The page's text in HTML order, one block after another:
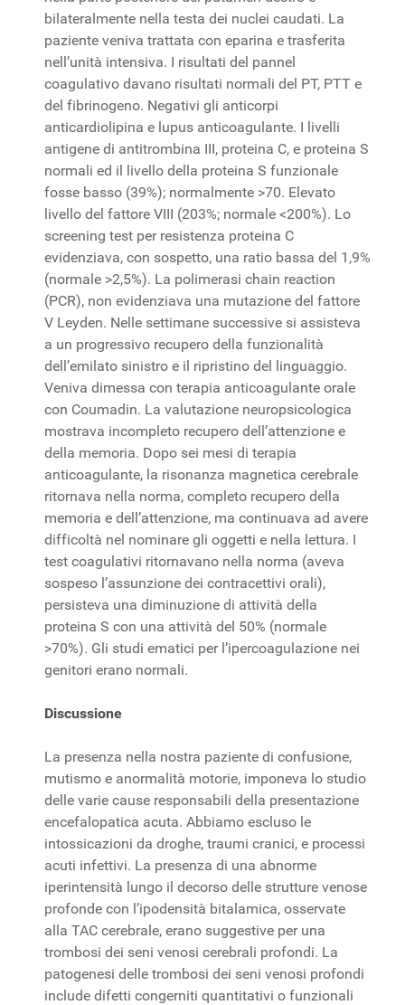
bilateralmente nella testa dei nuclei caudati. La
paziente veniva trattata con eparina e trasferita
nell’unità intensiva. I risultati del pannel
coagulativo davano risultati normali del PT, PTT e
del fibrinogeno. Negativi gli anticorpi
anticardiolipina e lupus anticoagulante. I livelli
antigene di antitrombina III, proteina C, e proteina S
normali ed il livello della proteina S funzionale
fosse basso (39%); normalmente >70. Elevato
livello del fattore VIII (203%; normale <200%). Lo
screening test per resistenza proteina C
evidenziava, con sospetto, una ratio bassa del 1,9%
(normale >2,5%). La polimerasi chain reaction
(PCR), non evidenziava una mutazione del fattore
V Leyden. Nelle settimane successive si assisteva
a un progressivo recupero della funzionalità
dell’emilato sinistro e il ripristino del linguaggio.
Veniva dimessa con terapia anticoagulante orale
con Coumadin. La valutazione neuropsicologica
mostrava incompleto recupero dell’attenzione e
della memoria. Dopo sei mesi di terapia
anticoagulante, la risonanza magnetica cerebrale
ritornava nella norma, completo recupero della
memoria e dell’attenzione, ma continuava ad avere
difficoltà nel nominare gli oggetti e nella lettura. I
test coagulativi ritornavano nella norma (aveva
sospeso l’assunzione dei contracettivi orali),
persisteva una diminuzione di attività della
proteina S con una attività del 50% (normale
>70%). Gli studi ematici per l’ipercoagulazione nei
genitori erano normali.
Discussione
La presenza nella nostra paziente di confusione,
mutismo e anormalità motorie, imponeva lo studio
delle varie cause responsabili della presentazione
encefalopatica acuta. Abbiamo escluso le
intossicazioni da droghe, traumi cranici, e processi
acuti infettivi. La presenza di una abnorme
iperintensità lungo il decorso delle strutture venose
profonde con l’ipodensità bitalamica, osservate
alla TAC cerebrale, erano suggestive per una
trombosi dei seni venosi cerebrali profondi. La
patogenesi delle trombosi dei seni venosi profondi
include difetti congerniti quantitativi o funzionali